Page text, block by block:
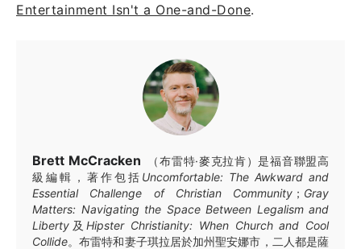
Entertainment Isn't a One-and-Done.
Brett McCracken
（布雷特·麥克拉肯）是福音聯盟高
級編輯，著作包括 Uncomfortable: The Awkward and
Essential Challenge of Christian Community ； Gray
Matters: Navigating the Space Between Legalism and
Liberty 及Hipster Christianity: When Church and Cool
Collide。布雷特和妻子琪拉居於加州聖安娜市，二人都是薩